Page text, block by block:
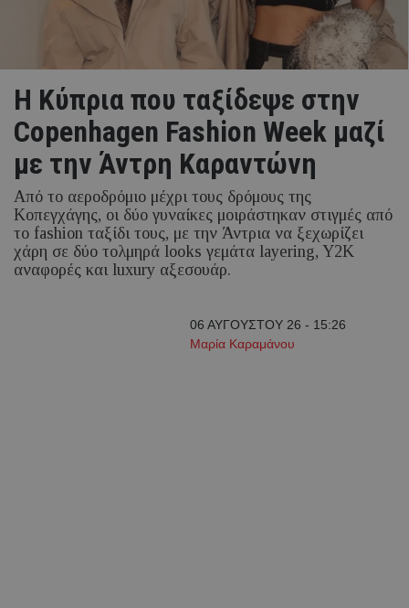
Η Κύπρια που ταξίδεψε στην
Copenhagen Fashion Week μαζί
με την Άντρη Καραντώνη
Από το αεροδρόμιο μέχρι τους δρόμους της
Κοπεγχάγης, οι δύο γυναίκες μοιράστηκαν στιγμές από
το fashion ταξίδι τους, με την Άντρια να ξεχωρίζει
χάρη σε δύο τολμηρά looks γεμάτα layering, Y2K
αναφορές και luxury αξεσουάρ.
06 ΑΥΓΟΥΣΤΟΥ 26 - 15:26
Μαρία Καραμάνου